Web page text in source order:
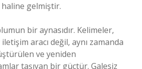
gelmiştir.
bir aynasıdır. Kelimeler,
aracı değil, aynı zamanda
ve yeniden
taşıyan bir güçtür. Galesiz